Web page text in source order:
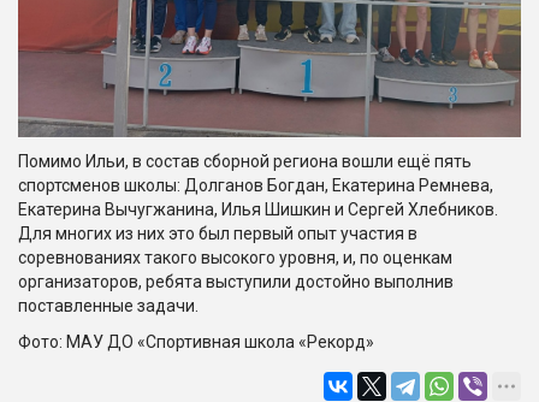
Помимо Ильи, в состав сборной региона вошли ещё пять
спортсменов школы: Долганов Богдан, Екатерина Ремнева,
Екатерина Вычугжанина, Илья Шишкин и Сергей Хлебников.
Для многих из них это был первый опыт участия в
соревнованиях такого высокого уровня, и, по оценкам
организаторов, ребята выступили достойно выполнив
поставленные задачи.
Фото: МАУ ДО «Спортивная школа «Рекорд»